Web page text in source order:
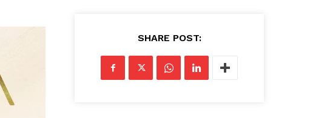
SHARE POST: